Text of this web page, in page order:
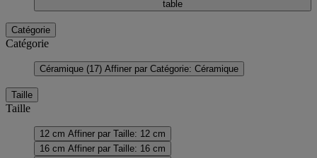
table
Catégorie
Catégorie
Céramique (17) Affiner par Catégorie: Céramique
Taille
Taille
12 cm Affiner par Taille: 12 cm
16 cm Affiner par Taille: 16 cm